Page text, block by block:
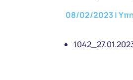
08/02/2023|